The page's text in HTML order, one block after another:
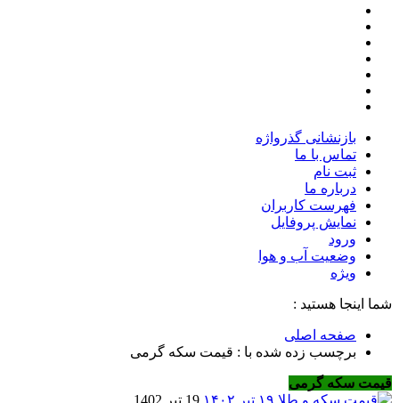
بازنشانی گذرواژه
تماس با ما
ثبت نام
درباره ما
فهرست کاربران
نمایش پروفایل
ورود
وضعیت آب و هوا
ویژه
شما اینجا هستید :
صفحه اصلی
برچسب زده شده با : قیمت سکه گرمی
قیمت سکه گرمی
19 تیر 1402